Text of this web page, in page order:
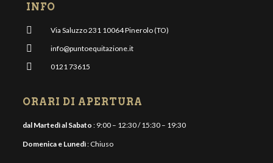
INFO
Via Saluzzo 231 10064 Pinerolo (TO)
info@puntoequitazione.it
0121 73615
ORARI DI APERTURA
dal Martedì al Sabato : 9:00 – 12:30 / 15:30 – 19:30
Domenica e Lunedì: Chiuso